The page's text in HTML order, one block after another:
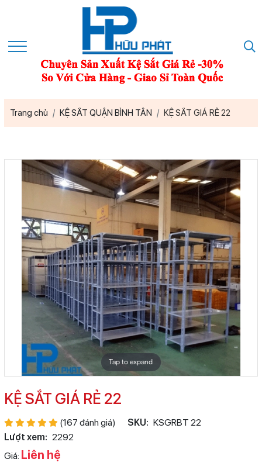
Trang chủ KỆ SẮT QUẬN BÌNH TÂN KỆ SẮT GIÁ RẺ 22
Tap to expand
KỆ SẮT GIÁ RẺ 22
(167 đánh giá) SKU: KSGRBT 22
Lượt xem: 2292
Giá: Liên hệ